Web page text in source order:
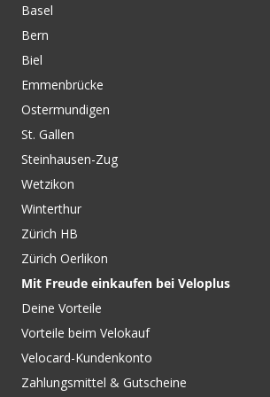
von NIKWAX
CHF 129.00
DROP Jkt III Damen-
Regenjacke, neongelb
Magenta von VAUDE
Basel
Bern
Biel
Emmenbrücke
Ostermundigen
St. Gallen
Steinhausen-Zug
Wetzikon
Winterthur
Zürich HB
Zürich Oerlikon
Mit Freude einkaufen bei Veloplus
Deine Vorteile
Vorteile beim Velokauf
Velocard-Kundenkonto
Zahlungsmittel & Gutscheine